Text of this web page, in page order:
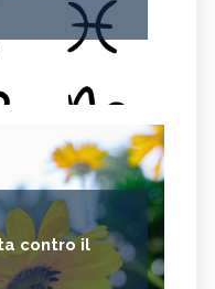
contro il